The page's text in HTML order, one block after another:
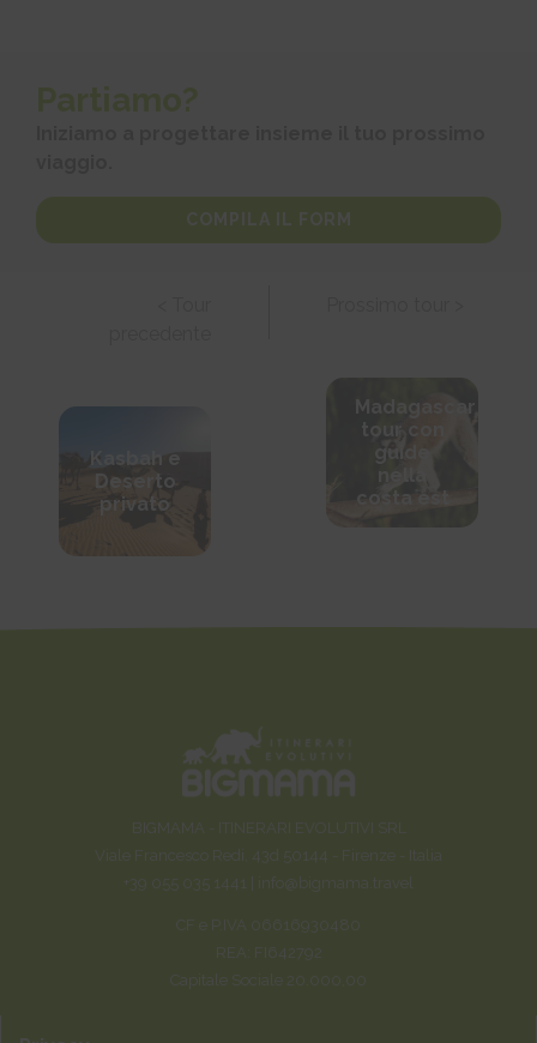
Partiamo?
COMPILA IL FORM
Deserto
privato
BIGMAMA - ITINERARI EVOLUTIVI SRL
Viale Francesco Redi, 43d 50144 - Firenze - Italia
+39 055 035 1441 |
info@bigmama.travel
CF e P.IVA 06616930480
REA: FI642792
Capitale Sociale 20.000,00